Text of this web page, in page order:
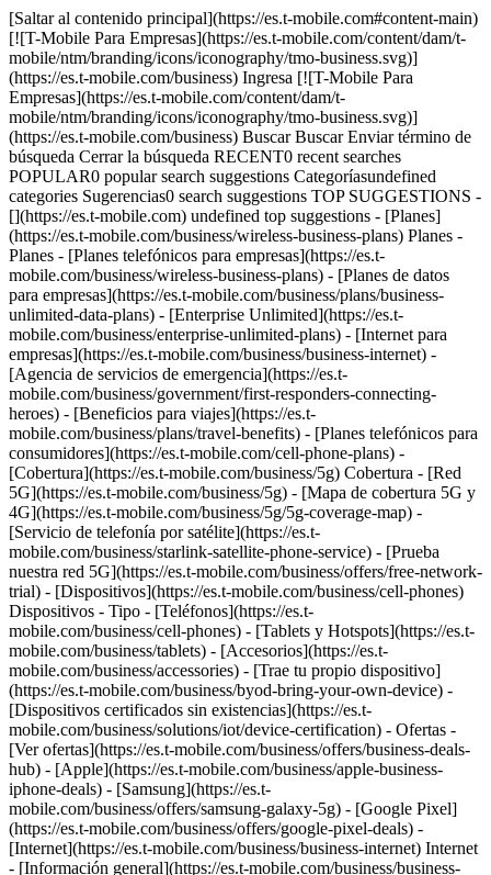
[Saltar al contenido principal](https://es.t-mobile.com#content-main)
[![T-Mobile Para Empresas](https://es.t-mobile.com/content/dam/t-
mobile/ntm/branding/icons/iconography/tmo-business.svg)]
(https://es.t-mobile.com/business) Ingresa [![T-Mobile Para
Empresas](https://es.t-mobile.com/content/dam/t-
mobile/ntm/branding/icons/iconography/tmo-business.svg)]
(https://es.t-mobile.com/business) Buscar Buscar Enviar término de
búsqueda Cerrar la búsqueda RECENT0 recent searches
POPULAR0 popular search suggestions Categoríasundefined
categories Sugerencias0 search suggestions TOP SUGGESTIONS -
[](https://es.t-mobile.com) undefined top suggestions - [Planes]
(https://es.t-mobile.com/business/wireless-business-plans) Planes -
Planes - [Planes telefónicos para empresas](https://es.t-
mobile.com/business/wireless-business-plans) - [Planes de datos
para empresas](https://es.t-mobile.com/business/plans/business-
unlimited-data-plans) - [Enterprise Unlimited](https://es.t-
mobile.com/business/enterprise-unlimited-plans) - [Internet para
empresas](https://es.t-mobile.com/business/business-internet) -
[Agencia de servicios de emergencia](https://es.t-
mobile.com/business/government/first-responders-connecting-
heroes) - [Beneficios para viajes](https://es.t-
mobile.com/business/plans/travel-benefits) - [Planes telefónicos para
consumidores](https://es.t-mobile.com/cell-phone-plans) -
[Cobertura](https://es.t-mobile.com/business/5g) Cobertura - [Red
5G](https://es.t-mobile.com/business/5g) - [Mapa de cobertura 5G y
4G](https://es.t-mobile.com/business/5g/5g-coverage-map) -
[Servicio de telefonía por satélite](https://es.t-
mobile.com/business/starlink-satellite-phone-service) - [Prueba
nuestra red 5G](https://es.t-mobile.com/business/offers/free-network-
trial) - [Dispositivos](https://es.t-mobile.com/business/cell-phones)
Dispositivos - Tipo - [Teléfonos](https://es.t-
mobile.com/business/cell-phones) - [Tablets y Hotspots](https://es.t-
mobile.com/business/tablets) - [Accesorios](https://es.t-
mobile.com/business/accessories) - [Trae tu propio dispositivo]
(https://es.t-mobile.com/business/byod-bring-your-own-device) -
[Dispositivos certificados sin existencias](https://es.t-
mobile.com/business/solutions/iot/device-certification) - Ofertas -
[Ver ofertas](https://es.t-mobile.com/business/offers/business-deals-
hub) - [Apple](https://es.t-mobile.com/business/apple-business-
iphone-deals) - [Samsung](https://es.t-
mobile.com/business/offers/samsung-galaxy-5g) - [Google Pixel]
(https://es.t-mobile.com/business/offers/google-pixel-deals) -
[Internet](https://es.t-mobile.com/business/business-internet) Internet
- [Información general](https://es.t-mobile.com/business/business-